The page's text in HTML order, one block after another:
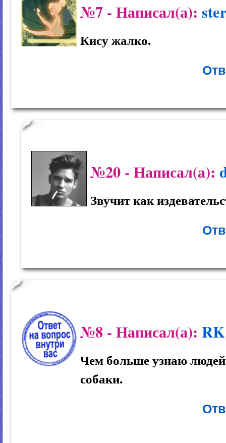
№7 - Написал(а):
Кису жалко.
№20 - Написал(а):
Звучит как
№8 - Написал(а): RK
Чем больше узнаю
собаки.